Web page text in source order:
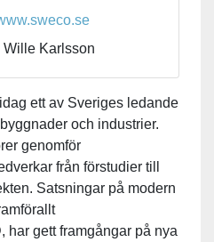
Wille Karlsson
ett av Sveriges ledande
och industrier.
genomför
från förstudier till
Satsningar på modern
har gett framgångar på nya